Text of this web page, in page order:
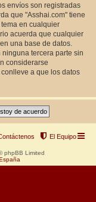
envíos son registradas
que "Asshai.com" tiene
en cualquier
acuerda que cualquier
una base de datos.
tercera parte sin
considerarse
a que los datos
El Equipo
phpBB Limited